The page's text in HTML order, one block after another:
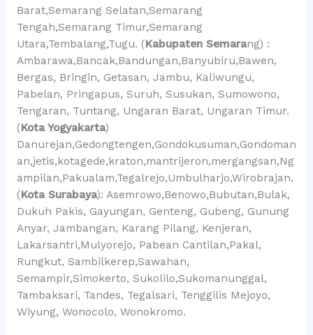
Barat,Semarang Selatan,Semarang
Tengah,Semarang Timur,Semarang
Utara,Tembalang,Tugu. (Kabupaten Semarang) :
Ambarawa,Bancak,Bandungan,Banyubiru,Bawen,
Bergas, Bringin, Getasan, Jambu, Kaliwungu,
Pabelan, Pringapus, Suruh, Susukan, Sumowono,
Tengaran, Tuntang, Ungaran Barat, Ungaran Timur.
(Kota Yogyakarta)
Danurejan,Gedongtengen,Gondokusuman,Gondoman
an,jetis,kotagede,kraton,mantrijeron,mergangsan,Ng
ampilan,Pakualam,Tegalrejo,Umbulharjo,Wirobrajan.
(Kota Surabaya): Asemrowo,Benowo,Bubutan,Bulak,
Dukuh Pakis, Gayungan, Genteng, Gubeng, Gunung
Anyar, Jambangan, Karang Pilang, Kenjeran,
Lakarsantri,Mulyorejo, Pabean Cantilan,Pakal,
Rungkut, Sambilkerep,Sawahan,
Semampir,Simokerto, Sukolilo,Sukomanunggal,
Tambaksari, Tandes, Tegalsari, Tenggilis Mejoyo,
Wiyung, Wonocolo, Wonokromo.